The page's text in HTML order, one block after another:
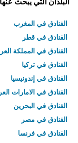
الفنادق في المغرب
الفنادق في قطر
الفنادق في المملكة
الفنادق في تركيا
الفنادق في إندونيسيا
الفنادق في الامارات
الفنادق في البحرين
الفنادق في مصر
الفنادق في فرنسا